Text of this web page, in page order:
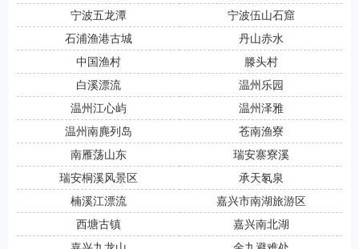
宁波五龙潭
宁波伍山石窟
石浦渔港古城
丹山赤水
中国渔村
滕头村
白溪漂流
温州乐园
温州江心屿
温州泽雅
温州南麂列岛
苍南渔寮
南雁荡山东
瑞安寨寮溪
瑞安桐溪风景区
承天氡泉
楠溪江漂流
嘉兴市南湖旅游区
西塘古镇
嘉兴南北湖